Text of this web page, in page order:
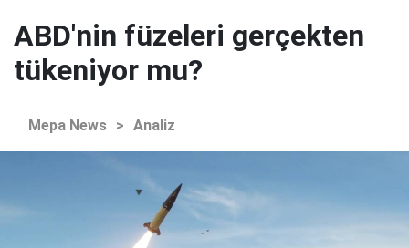
ABD'nin füzeleri gerçekten
tükeniyor mu?
Mepa News > Analiz